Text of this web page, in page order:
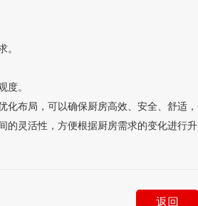
。
度。
局，可以确保厨房高效、安全、舒适，
的灵活性，方便根据厨房需求的变化进行升
返回